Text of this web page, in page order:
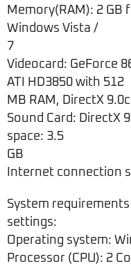
Memory(RAM): 2 GB
Windows Vista /
7
Videocard: GeForce
ATI HD3850 with 512
MB RAM, DirectX 9.0c
Sound Card: DirectX
space: 3.5
GB
Internet connection
System
settings:
Operating system:
Processor (CPU): 2